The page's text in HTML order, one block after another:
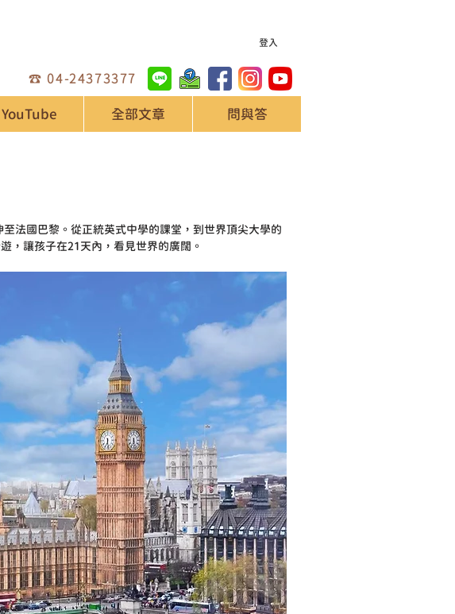
登入
☎️04-24373377
YouTube 全部文章 問與答
法國巴黎。從正統英式中學的課堂，到世界頂尖大學的
，讓孩子在21天內，看見世界的廣闊。